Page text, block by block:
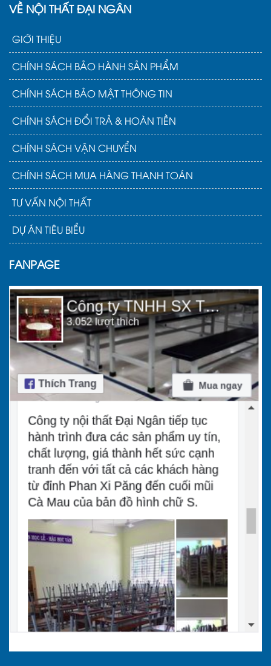
VỀ NỘI THẤT ĐẠI NGÂN
GIỚI THIỆU
CHÍNH SÁCH BẢO HÀNH SẢN PHẨM
CHÍNH SÁCH BẢO MẬT THÔNG TIN
CHÍNH SÁCH ĐỔI TRẢ & HOÀN TIỀN
CHÍNH SÁCH VẬN CHUYỂN
CHÍNH SÁCH MUA HÀNG THANH TOÁN
TƯ VẤN NỘI THẤT
DỰ ÁN TIÊU BIỂU
FANPAGE